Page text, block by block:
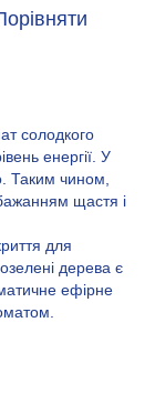
солодкого
енергії. У
Таким чином,
щастя і
для
дерева є
ефірне